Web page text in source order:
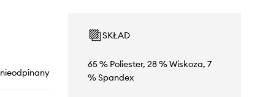
nieodpinany
SKŁAD
65 % Poliester, 28 % Wiskoza, 7
% Spandex